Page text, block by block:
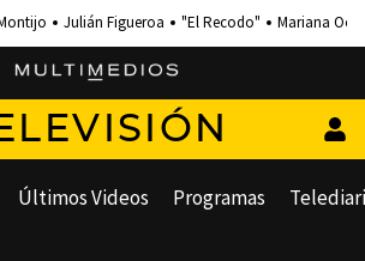
Julián Figueroa "El Recodo" Mariana
Últimos Videos Programas